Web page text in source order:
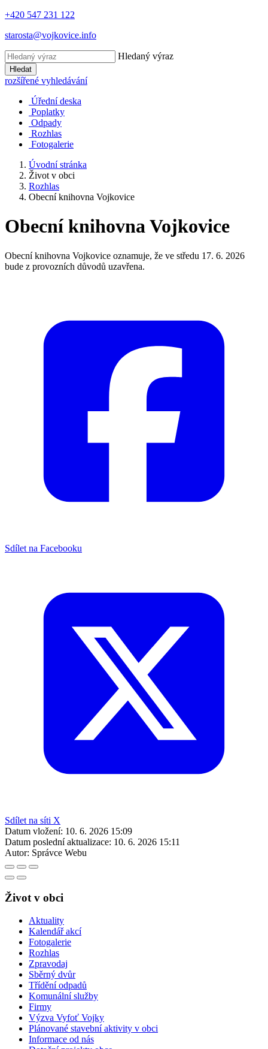
+420 547 231 122
starosta@vojkovice.info
Hledaný výraz
Hledat
rozšířené vyhledávání
Úřední deska
Poplatky
Odpady
Rozhlas
Fotogalerie
Úvodní stránka
Život v obci
Rozhlas
Obecní knihovna Vojkovice
Obecní knihovna Vojkovice
Obecní knihovna Vojkovice oznamuje, že ve středu 17. 6. 2026
bude z provozních důvodů uzavřena.
Sdílet na Facebooku
Sdílet na síti X
Datum vložení: 10. 6. 2026 15:09
Datum poslední aktualizace: 10. 6. 2026 15:11
Autor: Správce Webu
Život v obci
Aktuality
Kalendář akcí
Fotogalerie
Rozhlas
Zpravodaj
Sběrný dvůr
Třídění odpadů
Komunální služby
Firmy
Výzva Vyfoť Vojky
Plánované stavební aktivity v obci
Informace od nás